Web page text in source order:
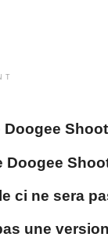
Doogee
ci ne sera
une